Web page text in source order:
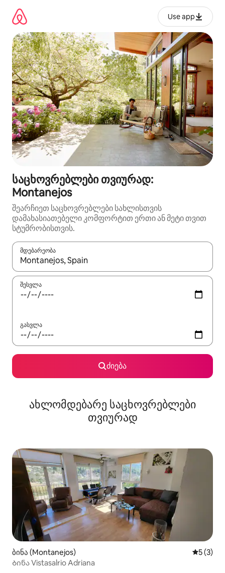
გადასვლა
Use app
საცხოვრებლები თვიურად:
Montanejos
შეარჩიეთ საცხოვრებლები სახლისთვის
დამახასიათებელი კომფორტით ერთი ან მეტი თვით
სტუმრობისთვის.
მდებარეობა
როცა შედეგები ხელმისაწვდომი გახდება, ნავიგაციისთვის
შესვლა
გასვლა
ძიება
ახლომდებარე საცხოვრებლები
თვიურად
ბინა (Montanejos)
5 (3)
Ბინა Vistasalrio Adriana